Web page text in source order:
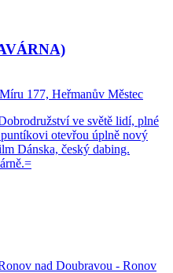
177, Heřmanův Městec
ve světě lidí, plné
otevřou úplně nový
Dánska, český dabing.
nad Doubravou - Ronov